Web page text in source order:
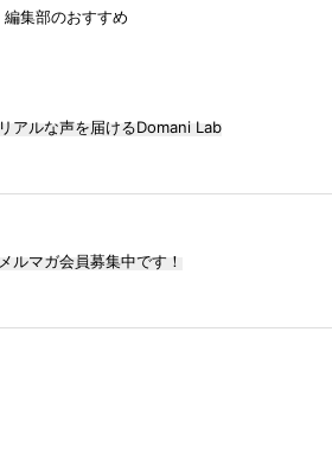
編集部のおすすめ
リアルな声を届けるDomani Lab
メルマガ会員募集中です！